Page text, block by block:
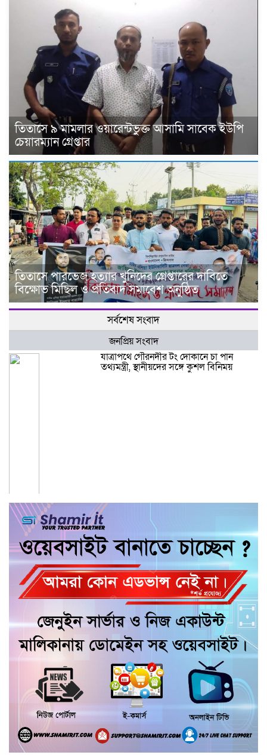
তিতাসে ৯ মামলার ওয়ারেন্টভুক্ত আসামি সাবেক ইউপি
চেয়ারম্যান গ্রেপ্তার
তিতাসে পারভেজ হত্যার খুনিদের গ্রেপ্তারের দাবিতে
বিক্ষোভ মিছিল ও প্রতিবাদ সমাবেশ অনুষ্ঠিত
সর্বশেষ সংবাদ
জনপ্রিয় সংবাদ
যাত্রাপথে গৌরনদীর টং দোকানে চা পান
তথ্যমন্ত্রী, স্থানীয়দের সঙ্গে কুশল বিনিময়